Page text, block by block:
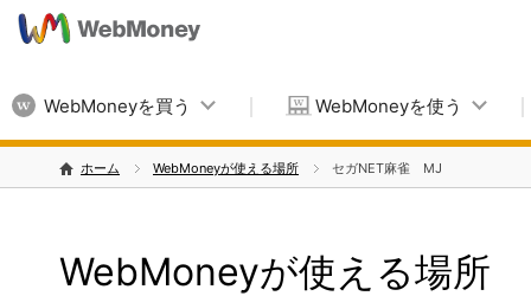
WebMoneyを買う WebMoneyを使う
ホーム WebMoneyが使える場所 セガNET麻雀 MJ
WebMoneyが使える場所